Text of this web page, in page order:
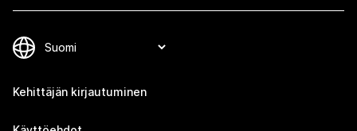
Kehittäjän kirjautuminen